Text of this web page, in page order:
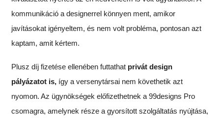
kommunikáció a designerrel könnyen ment, amikor
javításokat igényeltem, és nem volt probléma, pontosan azt
kaptam, amit kértem.
Plusz díj fizetése ellenében futtathat privát design
pályázatot is, így a versenytársai nem követhetik azt
nyomon. Az ügynökségek előfizethetnek a 99designs Pro
csomagra, amelynek része a gyorsított szolgáltatás nyújtása,